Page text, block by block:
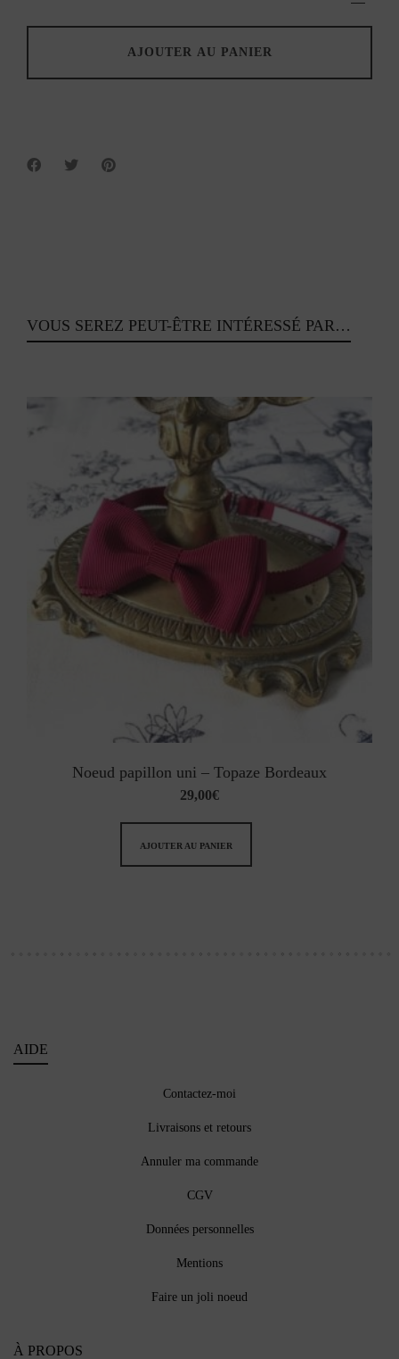
AJOUTER AU PANIER
VOUS SEREZ PEUT-ÊTRE INTÉRESSÉ PAR…
Noeud papillon uni – Topaze Bordeaux
29,00€
AJOUTER AU PANIER
AIDE
Contactez-moi
Livraisons et retours
Annuler ma commande
CGV
Données personnelles
Mentions
Faire un joli noeud
À PROPOS